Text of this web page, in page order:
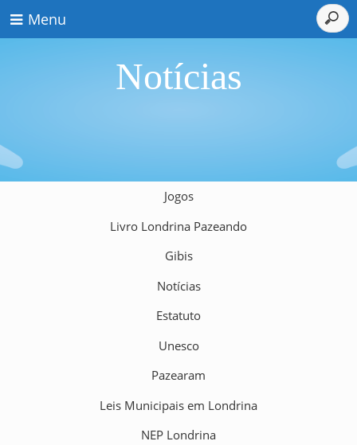
Menu
Notícias
Jogos
Livro Londrina Pazeando
Gibis
Notícias
Estatuto
Unesco
Pazearam
Leis Municipais em Londrina
NEP Londrina